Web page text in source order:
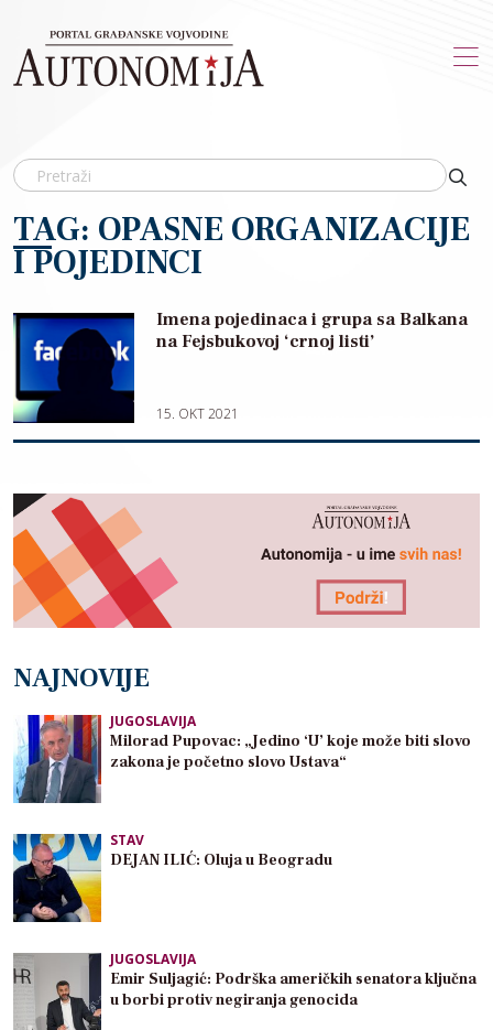
TAG: OPASNE ORGANIZACIJE
I POJEDINCI
Imena pojedinaca i grupa sa Balkana
na Fejsbukovoj ‘crnoj listi’
15. OKT 2021
NAJNOVIJE
JUGOSLAVIJA
Milorad Pupovac: „Jedino ‘U’ koje može biti slovo
zakona je početno slovo Ustava“
STAV
DEJAN ILIĆ: Oluja u Beogradu
JUGOSLAVIJA
Emir Suljagić: Podrška američkih senatora ključna
u borbi protiv negiranja genocida